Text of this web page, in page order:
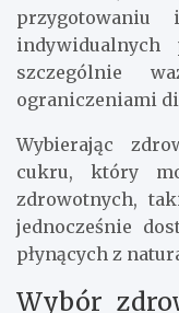
Zdrowe
zdrowego
utrzymania
możemy cieszyć
sumienia,
wartościowych
Dodatkowo,